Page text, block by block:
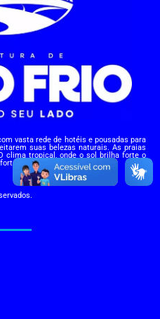
vasta rede de hotéis e pousadas para
suas belezas naturais. As praias
clima tropical, onde o sol brilha forte o
este turismo praiano.